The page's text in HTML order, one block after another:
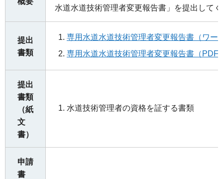
水道水道技術管理者変更報告書」を提出して
提出
書類
専用水道水道技術管理者変更報告書（ワー
専用水道水道技術管理者変更報告書（PDF
提出
書類
（紙
文
書）
水道技術管理者の資格を証する書類
申請
書